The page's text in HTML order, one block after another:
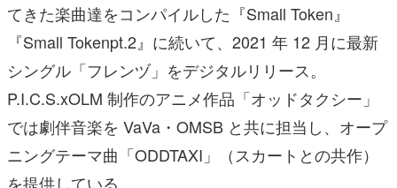
てきた楽曲達をコンパイルした『Small Token』
『Small Tokenpt.2』に続いて、2021 年 12 月に最新
シングル「フレンヅ」をデジタルリリース。
P.I.C.S.xOLM 制作のアニメ作品「オッドタクシー」
では劇伴音楽を VaVa・OMSB と共に担当し、オープ
ニングテーマ曲「ODDTAXI」（スカートとの共作）
を提供している。